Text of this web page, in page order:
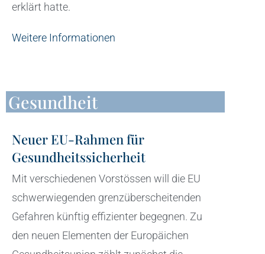
erklärt hatte.
Weitere Informationen
Gesundheit
Neuer EU-Rahmen für
Gesundheitssicherheit
Mit verschiedenen Vorstössen will die EU
schwerwiegenden grenzüberscheitenden
Gefahren künftig effizienter begegnen. Zu
den neuen Elementen der Europäichen